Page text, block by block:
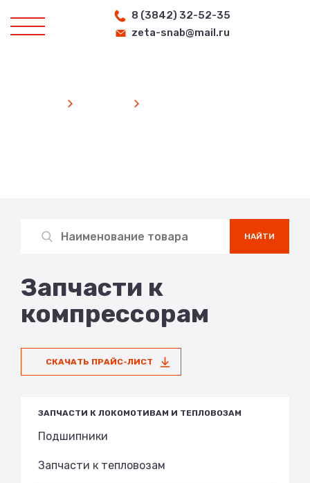
8 (3842) 32-52-35
zeta-snab@mail.ru
НАЙТИ
Запчасти к
компрессорам
СКАЧАТЬ ПРАЙС-ЛИСТ
ЗАПЧАСТИ К ЛОКОМОТИВАМ И ТЕПЛОВОЗАМ
Подшипники
Запчасти к тепловозам